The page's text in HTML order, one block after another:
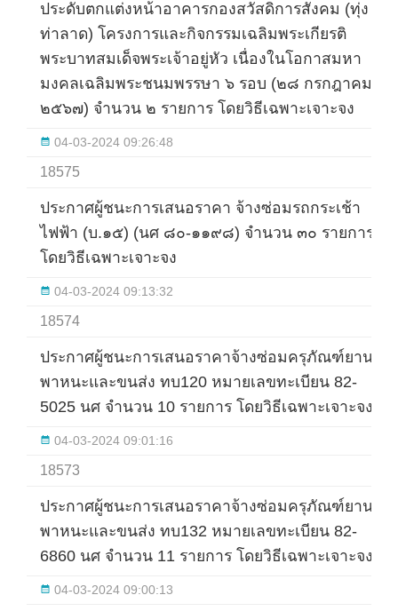
ประดับตกแต่งหน้าอาคารกองสวัสดิการสังคม (ทุ่ง
ท่าลาด) โครงการและกิจกรรมเฉลิมพระเกียรติ
พระบาทสมเด็จพระเจ้าอยู่หัว เนื่องในโอกาสมหา
มงคลเฉลิมพระชนมพรรษา ๖ รอบ (๒๘ กรกฎาคม
๒๕๖๗) จำนวน ๒ รายการ โดยวิธีเฉพาะเจาะจง
04-03-2024 09:26:48
18575
ประกาศผู้ชนะการเสนอราคา จ้างซ่อมรถกระเช้า
ไฟฟ้า (บ.๑๕) (นศ ๘๐-๑๑๙๘) จำนวน ๓๐ รายการ
โดยวิธีเฉพาะเจาะจง
04-03-2024 09:13:32
18574
ประกาศผู้ชนะการเสนอราคาจ้างซ่อมครุภัณฑ์ยาน
พาหนะและขนส่ง ทบ120 หมายเลขทะเบียน 82-
5025 นศ จำนวน 10 รายการ โดยวิธีเฉพาะเจาะจง
04-03-2024 09:01:16
18573
ประกาศผู้ชนะการเสนอราคาจ้างซ่อมครุภัณฑ์ยาน
พาหนะและขนส่ง ทบ132 หมายเลขทะเบียน 82-
6860 นศ จำนวน 11 รายการ โดยวิธีเฉพาะเจาะจง
04-03-2024 09:00:13